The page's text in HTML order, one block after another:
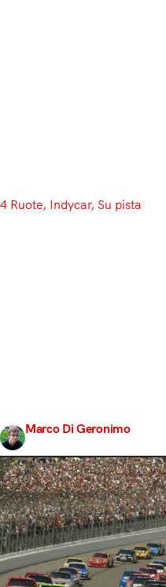
4 Ruote, Indycar, Su pista
Marco Di Geronimo